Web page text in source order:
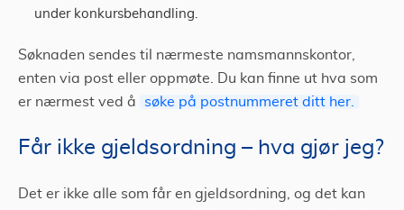
under konkursbehandling.
Søknaden sendes til nærmeste namsmannskontor,
enten via post eller oppmøte. Du kan finne ut hva som
er nærmest ved å
søke på postnummeret ditt her.
Får ikke gjeldsordning – hva gjør jeg?
Det er ikke alle som får en gjeldsordning, og det kan